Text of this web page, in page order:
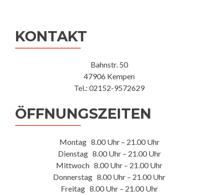
KONTAKT
Bahnstr. 50
47906 Kempen
Tel.: 02152-9572629
ÖFFNUNGSZEITEN
Montag 8.00 Uhr – 21.00 Uhr
Dienstag 8.00 Uhr – 21.00 Uhr
Mittwoch 8.00 Uhr – 21.00 Uhr
Donnerstag 8.00 Uhr – 21.00 Uhr
Freitag 8.00 Uhr – 21.00 Uhr